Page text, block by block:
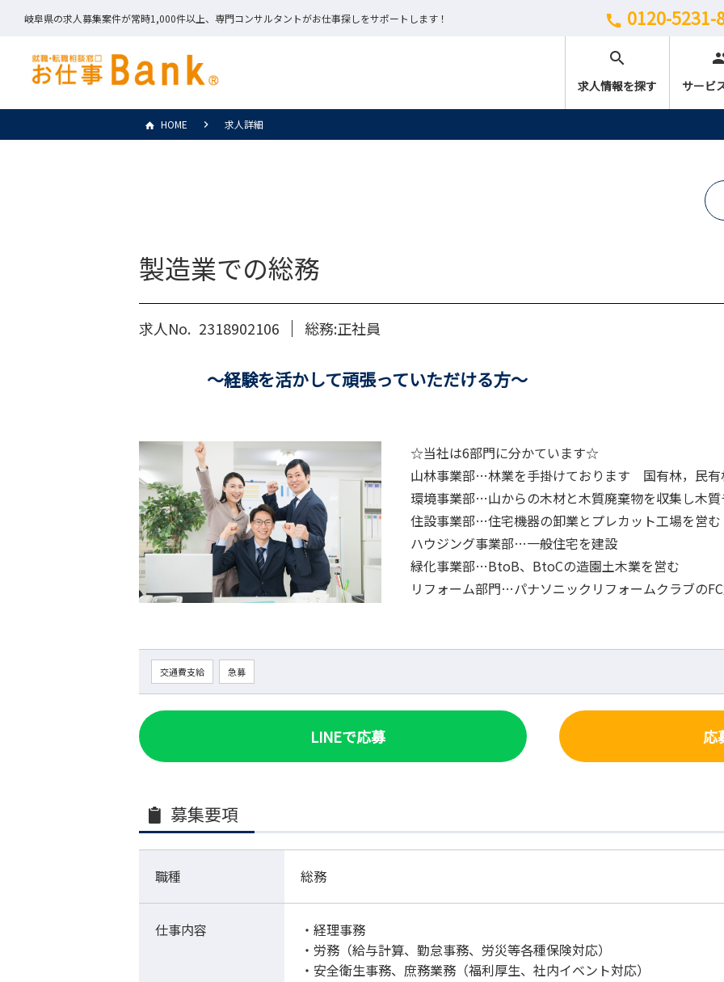
岐阜県の求人募集案件が常時1,000件以上、専門コンサルタントがお仕事探しをサポートします！ call 0120-5231-
search
求人情報を探す サービ
HOME 求人詳細
製造業での総務
求人No. 2318902106 総務:正社員
～経験を活かして頑張っていただける方～
☆当社は6部門に分かています☆
山林事業部…林業を手掛けております 国有林，民有
環境事業部…山からの木材と木質廃棄物を収集し木
住設事業部…住宅機器の卸業とプレカット工場を営む
ハウジング事業部…一般住宅を建設
緑化事業部…BtoB、BtoCの造園土木業を営む
リフォーム部門…パナソニックリフォームクラブの
交通費支給 急募
LINEで応募 応
募集要項
職種 総務
仕事内容
・経理事務
・労務（給与計算、勤怠事務、労災等各種保険対応）
・安全衛生事務、庶務業務（福利厚生、社内イベント対応）